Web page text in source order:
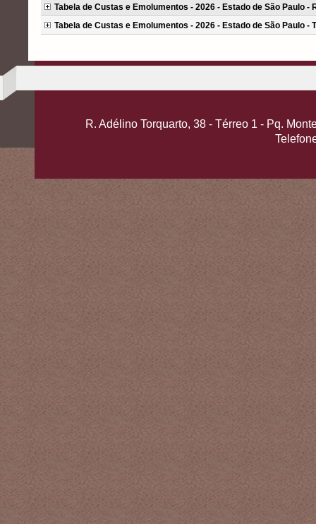
Tabela de Custas e Emolumentos - 2026 - Estado de São Paulo -
Tabela de Custas e Emolumentos - 2026 - Estado de São Paulo
R. Adélino Torquarto, 38 - Térreo 1 - Pq.